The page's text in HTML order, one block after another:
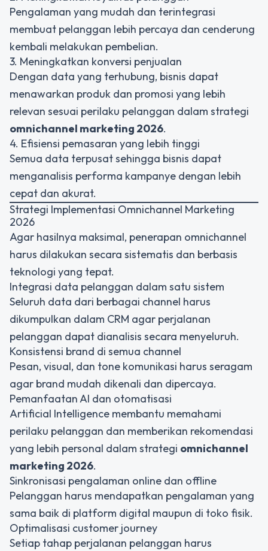
Pengalaman yang mudah dan terintegrasi
membuat pelanggan lebih percaya dan cenderung
kembali melakukan pembelian.
3. Meningkatkan konversi penjualan
Dengan data yang terhubung, bisnis dapat
menawarkan produk dan promosi yang lebih
relevan sesuai perilaku pelanggan dalam strategi
omnichannel marketing 2026.
4. Efisiensi pemasaran yang lebih tinggi
Semua data terpusat sehingga bisnis dapat
menganalisis performa kampanye dengan lebih
cepat dan akurat.
Strategi Implementasi Omnichannel Marketing
2026
Agar hasilnya maksimal, penerapan omnichannel
harus dilakukan secara sistematis dan berbasis
teknologi yang tepat.
Integrasi data pelanggan dalam satu sistem
Seluruh data dari berbagai channel harus
dikumpulkan dalam CRM agar perjalanan
pelanggan dapat dianalisis secara menyeluruh.
Konsistensi brand di semua channel
Pesan, visual, dan tone komunikasi harus seragam
agar brand mudah dikenali dan dipercaya.
Pemanfaatan AI dan otomatisasi
Artificial Intelligence membantu memahami
perilaku pelanggan dan memberikan rekomendasi
yang lebih personal dalam strategi omnichannel
marketing 2026.
Sinkronisasi pengalaman online dan offline
Pelanggan harus mendapatkan pengalaman yang
sama baik di platform digital maupun di toko fisik.
Optimalisasi customer journey
Setiap tahap perjalanan pelanggan harus